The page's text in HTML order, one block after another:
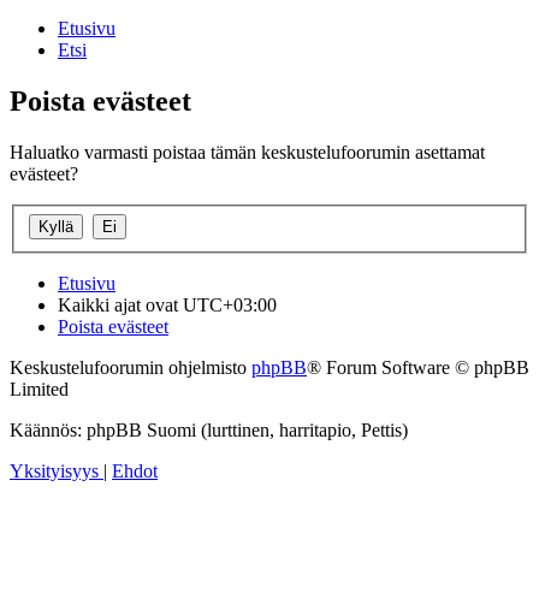
Etusivu
Etsi
Poista evästeet
Haluatko varmasti poistaa tämän keskustelufoorumin asettamat
evästeet?
Etusivu
Kaikki ajat ovat UTC+03:00
Poista evästeet
Keskustelufoorumin ohjelmisto phpBB® Forum Software © phpBB
Limited
Käännös: phpBB Suomi (lurttinen, harritapio, Pettis)
Yksityisyys | Ehdot